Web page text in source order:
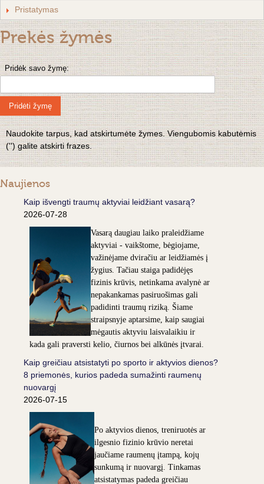
Pristatymas
Prekės žymės
Pridėk savo žymę:
Pridėti žymę
Naudokite tarpus, kad atskirtumėte žymes. Viengubomis kabutėmis
('') galite atskirti frazes.
Naujienos
Kaip išvengti traumų aktyviai leidžiant vasarą?
2026-07-28
Vasarą daugiau laiko praleidžiame
aktyviai - vaikštome, bėgiojame,
važinėjame dviračiu ar leidžiamės į
žygius. Tačiau staiga padidėjęs
fizinis krūvis, netinkama avalynė ar
nepakankamas pasiruošimas gali
padidinti traumų riziką. Šiame
straipsnyje aptarsime, kaip saugiai
mėgautis aktyviu laisvalaikiu ir
kada gali praversti kelio, čiurnos bei alkūnės įtvarai.
Kaip greičiau atsistatyti po sporto ir aktyvios dienos?
8 priemonės, kurios padeda sumažinti raumenų
nuovargį
2026-07-15
Po aktyvios dienos, treniruotės ar
ilgesnio fizinio krūvio neretai
jaučiame raumenų įtampą, kojų
sunkumą ir nuovargį. Tinkamas
atsistatymas padeda greičiau